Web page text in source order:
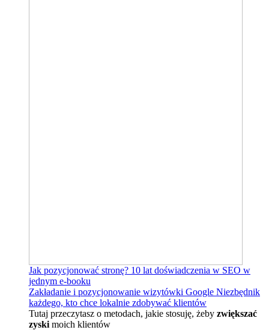
Jak pozycjonować stronę? 10 lat doświadczenia w SEO w
jednym e-booku
Zakładanie i pozycjonowanie wizytówki Google Niezbędnik
każdego, kto chce lokalnie zdobywać klientów
Tutaj przeczytasz o metodach, jakie stosuję, żeby zwiększać
zyski moich klientów